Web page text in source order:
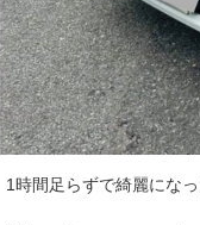
1時間足らずで綺麗にな